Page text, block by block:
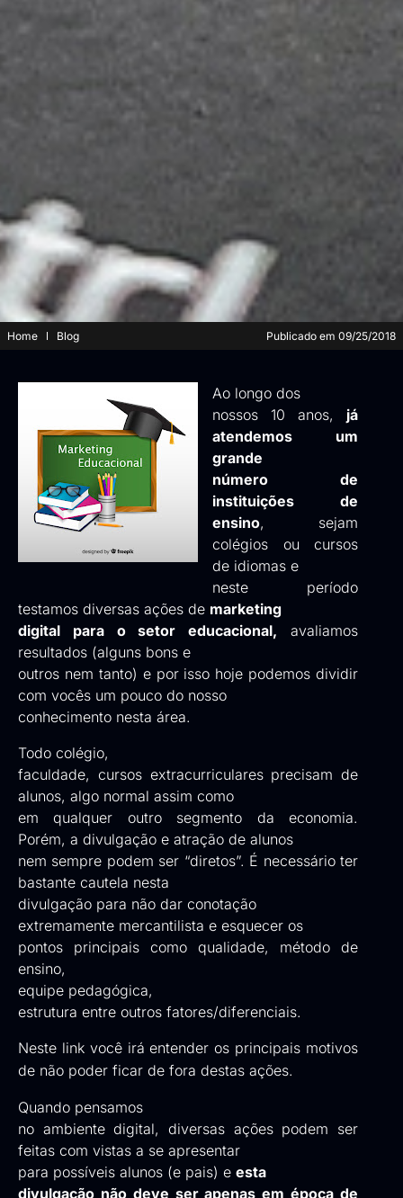
Home Blog Publicado em 09/25/2018
Ao longo dos
nossos 10 anos, já
atendemos um
grande
número de
instituições de
ensino, sejam
colégios ou cursos
de idiomas e
neste período
testamos diversas ações de marketing
digital para o setor educacional, avaliamos
resultados (alguns bons e
outros nem tanto) e por isso hoje podemos dividir
com vocês um pouco do nosso
conhecimento nesta área.
Todo colégio,
faculdade, cursos extracurriculares precisam de
alunos, algo normal assim como
em qualquer outro segmento da economia.
Porém, a divulgação e atração de alunos
nem sempre podem ser “diretos”. É necessário ter
bastante cautela nesta
divulgação para não dar conotação
extremamente mercantilista e esquecer os
pontos principais como qualidade, método de
ensino,
equipe pedagógica,
estrutura entre outros fatores/diferenciais.
Neste linkvocê irá entender os principais motivos
de não poder ficar de fora destas ações.
Quando pensamos
no ambiente digital, diversas ações podem ser
feitas com vistas a se apresentar
para possíveis alunos (e pais) e esta
divulgação não deve ser apenas em época de